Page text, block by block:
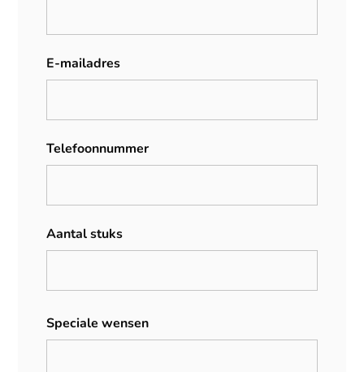
E-mailadres
Telefoonnummer
Aantal stuks
Speciale wensen